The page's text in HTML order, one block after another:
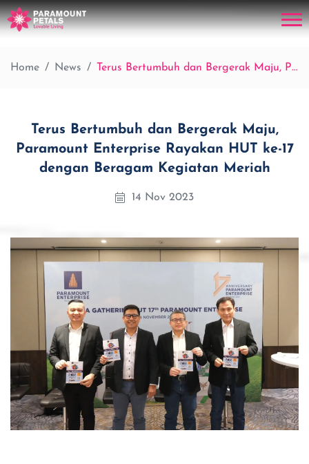
Home News Terus Bertumbuh dan Bergerak Maju, Paramount Enterprise Rayakan HUT ke-17 dengan Beragam Kegiatan Meriah
Terus Bertumbuh dan Bergerak Maju,
Paramount Enterprise Rayakan HUT ke-17
dengan Beragam Kegiatan Meriah
14 Nov 2023